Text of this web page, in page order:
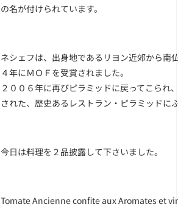
の名が付けられています。
ネシェフは、出身地であるリヨン近郊から南
４年にＭＯＦを受賞されました。
２００６年に再びピラミッドに戻ってこら
された、歴史あるレストラン・ピラミッドに
今日は料理を２品披露して下さいました。
Tomate Ancienne confite aux Aromates et